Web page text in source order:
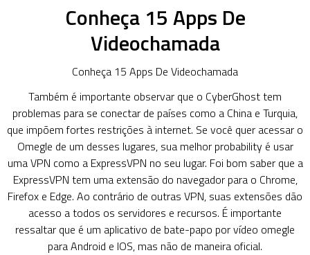
Conheça 15 Apps De
Videochamada
Conheça 15 Apps De Videochamada
Também é importante observar que o CyberGhost tem
problemas para se conectar de países como a China e Turquia,
que impõem fortes restrições à internet. Se você quer acessar o
Omegle de um desses lugares, sua melhor probability é usar
uma VPN como a ExpressVPN no seu lugar. Foi bom saber que a
ExpressVPN tem uma extensão do navegador para o Chrome,
Firefox e Edge. Ao contrário de outras VPN, suas extensões dão
acesso a todos os servidores e recursos. É importante
ressaltar que é um aplicativo de bate-papo por vídeo omegle
para Android e IOS, mas não de maneira oficial.